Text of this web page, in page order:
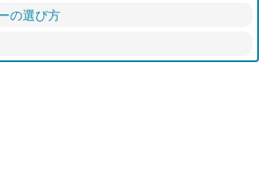
の選び方